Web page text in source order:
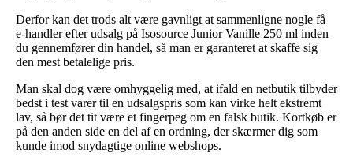
Derfor kan det trods alt være gavnligt at sammenligne nogle få
e-handler efter udsalg på Isosource Junior Vanille 250 ml inden
du gennemfører din handel, så man er garanteret at skaffe sig
den mest betalelige pris.
Man skal dog være omhyggelig med, at ifald en netbutik tilbyder
bedst i test varer til en udsalgspris som kan virke helt ekstremt
lav, så bør det tit være et fingerpeg om en falsk butik. Kortkøb er
på den anden side en del af en ordning, der skærmer dig som
kunde imod snydagtige online webshops.